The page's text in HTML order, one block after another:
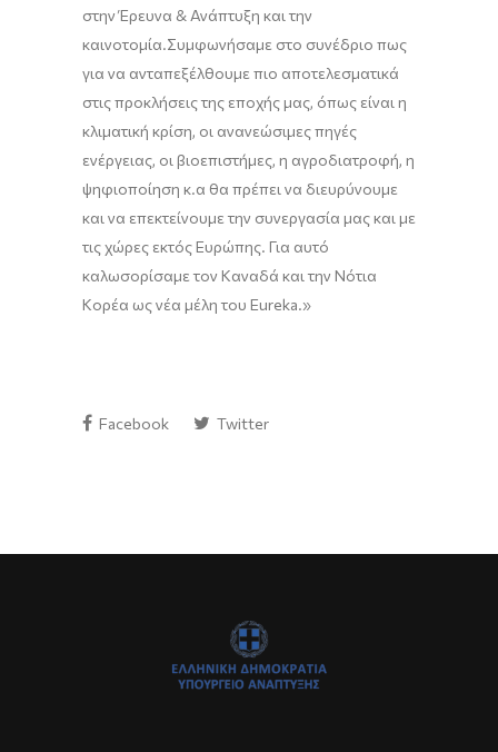
στην Έρευνα & Ανάπτυξη και την
καινοτομία.Συμφωνήσαμε στο συνέδριο πως
για να ανταπεξέλθουμε πιο αποτελεσματικά
στις προκλήσεις της εποχής μας, όπως είναι η
κλιματική κρίση, οι ανανεώσιμες πηγές
ενέργειας, οι βιοεπιστήμες, η αγροδιατροφή, η
ψηφιοποίηση κ.α θα πρέπει να διευρύνουμε
και να επεκτείνουμε την συνεργασία μας και με
τις χώρες εκτός Ευρώπης. Για αυτό
καλωσορίσαμε τον Καναδά και την Νότια
Κορέα ως νέα μέλη του Eureka.»
Facebook Twitter